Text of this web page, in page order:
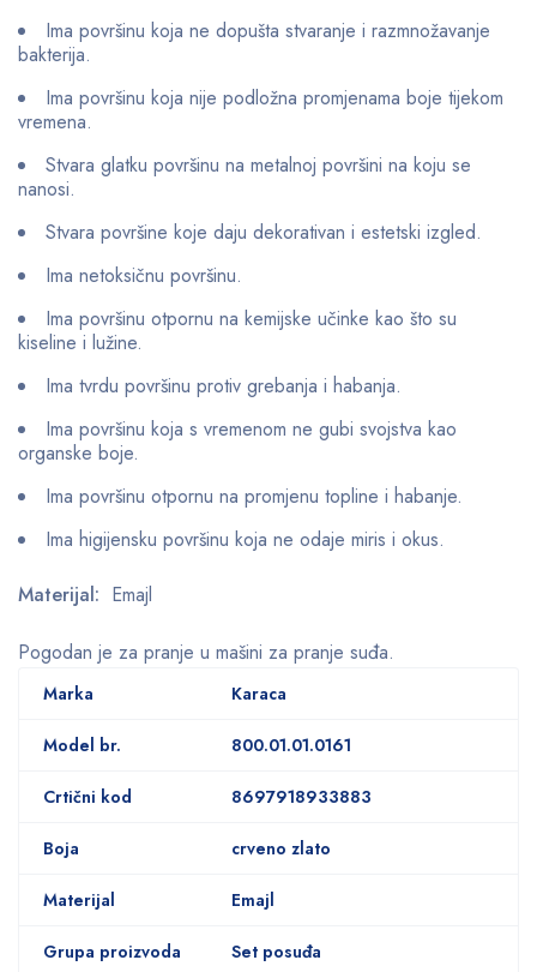
Ima površinu koja ne dopušta stvaranje i razmnožavanje
bakterija.
Ima površinu koja nije podložna promjenama boje tijekom
vremena.
Stvara glatku površinu na metalnoj površini na koju se
nanosi.
Stvara površine koje daju dekorativan i estetski izgled.
Ima netoksičnu površinu.
Ima površinu otpornu na kemijske učinke kao što su
kiseline i lužine.
Ima tvrdu površinu protiv grebanja i habanja.
Ima površinu koja s vremenom ne gubi svojstva kao
organske boje.
Ima površinu otpornu na promjenu topline i habanje.
Ima higijensku površinu koja ne odaje miris i okus.
Materijal: Emajl
Pogodan je za pranje u mašini za pranje suđa.
Marka Karaca
Model br. 800.01.01.0161
Crtični kod 8697918933883
Boja crveno zlato
Materijal Emajl
Grupa proizvoda Set posuđa